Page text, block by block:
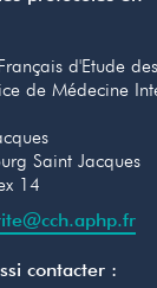
d'Etude
de Médecine
Saint Jacques
14
contacter :